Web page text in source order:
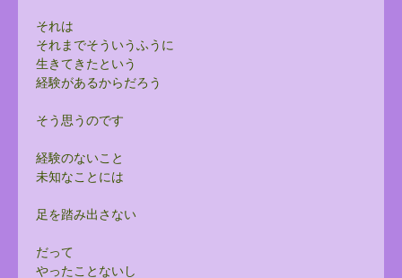
それは
それまでそういうふうに
生きてきたという
経験があるからだろう
そう思うのです
経験のないこと
未知なことには
足を踏み出さない
だって
やったことないし